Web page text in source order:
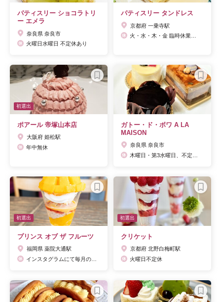
パティスリー ショコラトリ
ー エメラ
奈良県 奈良市
火曜日水曜日 不定休あり
パティスリー タンドレス
京都府 一乗寺駅
初選出
ポアール 帝塚山本店
大阪府 姫松駅
年中無休
ガトー・ド・ボワ A LA
MAISON
奈良県 奈良市
初選出
プリンス オブ ザ フルーツ
福岡県 薬院大通駅
初選出
クリケット
京都府 北野白梅町駅
火曜日不定休